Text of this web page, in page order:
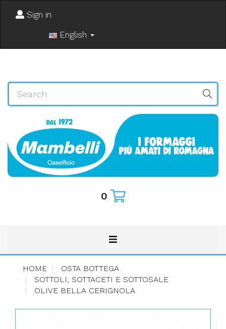
Sign in
English
0
HOME
OSTA BOTTEGA
SOTTOLI, SOTTACETI E SOTTOSALE
OLIVE BELLA CERIGNOLA